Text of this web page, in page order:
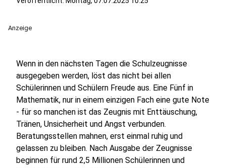
Anzeige
Wenn in den nächsten Tagen die Schulzeugnisse
ausgegeben werden, löst das nicht bei allen
Schülerinnen und Schülern Freude aus. Eine Fünf in
Mathematik, nur in einem einzigen Fach eine gute Note
- für so manchen ist das Zeugnis mit Enttäuschung,
Tränen, Unsicherheit und Angst verbunden.
Beratungsstellen mahnen, erst einmal ruhig und
gelassen zu bleiben. Nach Ausgabe der Zeugnisse
beginnen für rund 2,5 Millionen Schülerinnen und